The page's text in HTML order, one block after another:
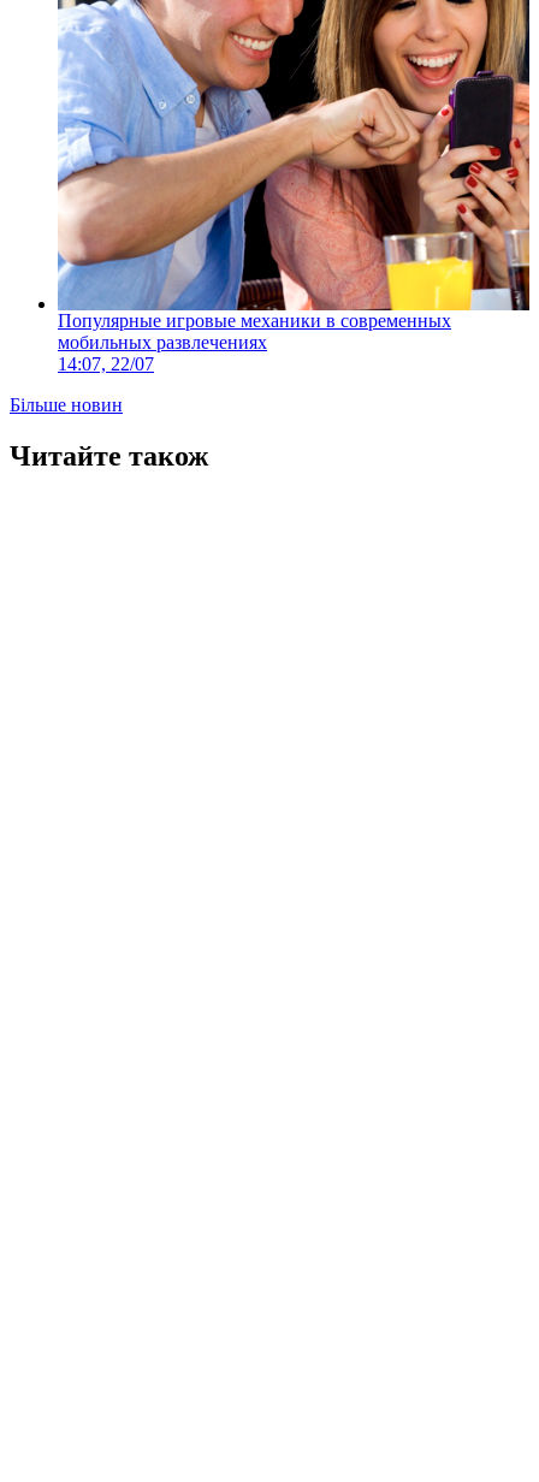
Популярные игровые механики в современных
мобильных развлечениях
14:07, 22/07
Більше новин
Читайте також